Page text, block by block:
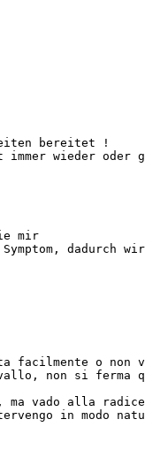
bereitet !
wieder
mir
dadurch
facilmente o
non si
vado alla
in modo